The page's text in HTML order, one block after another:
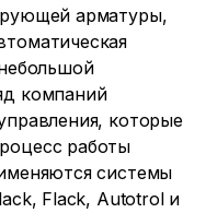
арматуры,
компаний
которые
работы
системы
Flack, Autotrol и